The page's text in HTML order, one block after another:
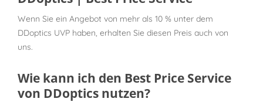
Wenn Sie ein Angebot von mehr als 10 % unter dem
DDoptics UVP haben, erhalten Sie diesen Preis auch von
uns.
Wie kann ich den Best Price Service
von DDoptics nutzen?